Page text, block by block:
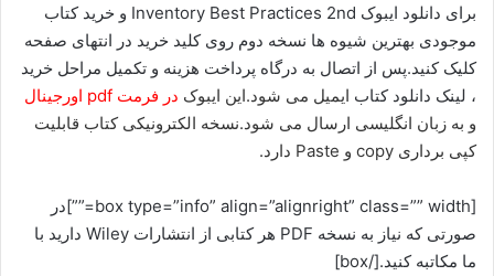
برای دانلود ایبوک Inventory Best Practices 2nd و خرید کتاب
موجودی بهترین شیوه ها نسخه دوم روی کلید خرید در انتهای صفحه
کلیک کنید.پس از اتصال به درگاه پرداخت هزینه و تکمیل مراحل خرید
، لینک دانلود کتاب ایمیل می شود.این ایبوک در فرمت pdf اورجینال
و به زبان انگلیسی ارسال می شود.نسخه الکترونیکی کتاب قابلیت
کپی برداری copy و Paste دارد.
[box type=”info” align=”alignright” class=”” width=””]در
صورتی که نیاز به نسخه PDF هر کتابی از انتشارات Wiley دارید با
ما مکاتبه کنید.[/box]